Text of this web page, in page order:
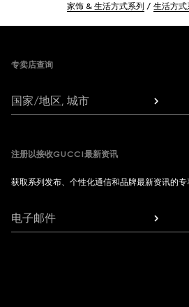
家饰 & 生活方式系列 生活方式
专卖店查询
国家/地区, 城市
注册以接收GUCCI最新资讯
获取系列发布、个性化通信和品牌最新资讯的专
电子邮件